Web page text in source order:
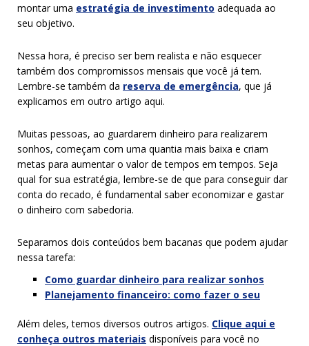
montar uma estratégia de investimento adequada ao
seu objetivo.
Nessa hora, é preciso ser bem realista e não esquecer
também dos compromissos mensais que você já tem.
Lembre-se também da reserva de emergência, que já
explicamos em outro artigo aqui.
Muitas pessoas, ao guardarem dinheiro para realizarem
sonhos, começam com uma quantia mais baixa e criam
metas para aumentar o valor de tempos em tempos. Seja
qual for sua estratégia, lembre-se de que para conseguir dar
conta do recado, é fundamental saber economizar e gastar
o dinheiro com sabedoria.
Separamos dois conteúdos bem bacanas que podem ajudar
nessa tarefa:
Como guardar dinheiro para realizar sonhos
Planejamento financeiro: como fazer o seu
Além deles, temos diversos outros artigos. Clique aqui e
conheça outros materiais disponíveis para você no